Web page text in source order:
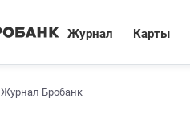
Журнал Карты
Журнал Бробанк